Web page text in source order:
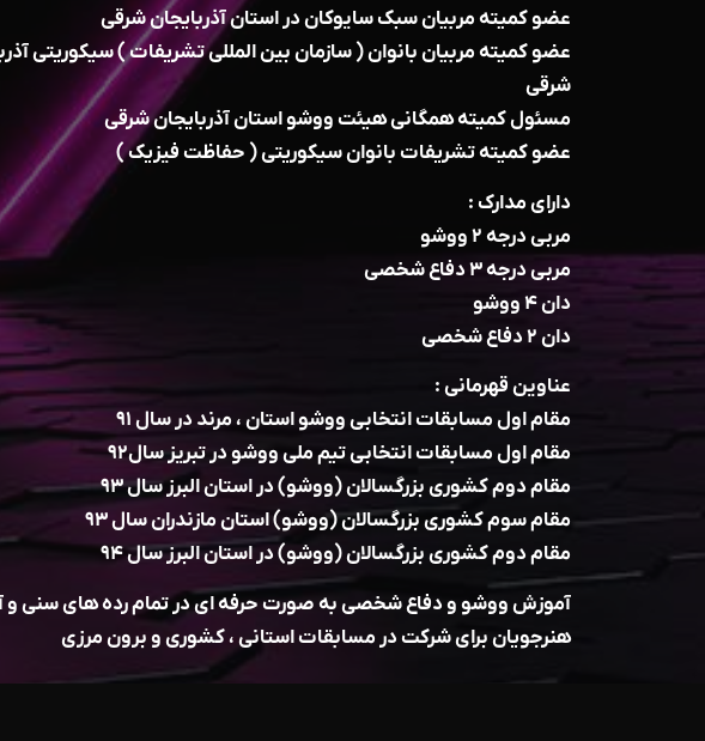
عضو کمیته مربیان سبک سایوکان در استان آذربایجان شرقی
عضو کمیته مربیان بانوان ( سازمان بین المللی تشریفات ) سیکوریتی
شرقی
مسئول کمیته همگانی هیئت ووشو استان آذربایجان شرقی
عضو کمیته تشریفات بانوان سیکوریتی ( حفاظت فیزیک )
دارای مدارک :
مربی درجه ۲ ووشو
مربی درجه ۳ دفاع شخصی
دان ۴ ووشو
دان ۲ دفاع شخصی
عناوین قهرمانی :
مقام اول مسابقات انتخابی ووشو استان ، مرند در سال ۹۱
مقام اول مسابقات انتخابی تیم ملی ووشو در تبریز سال۹۲
مقام دوم کشوری بزرگسالان (ووشو) در استان البرز سال ۹۳
مقام سوم کشوری بزرگسالان (ووشو) استان مازندران سال ۹۳
مقام دوم کشوری بزرگسالان (ووشو) در استان البرز سال ۹۴
آموزش ووشو و دفاع شخصی به صورت حرفه ای در تمام رده های سنی و
هنرجویان برای شرکت در مسابقات استانی ، کشوری و برون مرزی